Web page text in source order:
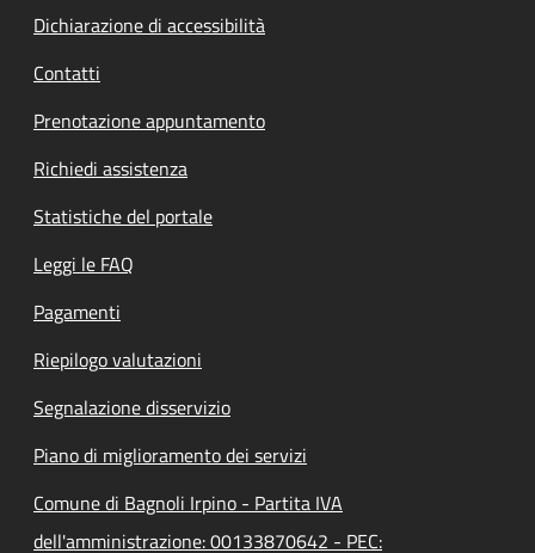
Dichiarazione di accessibilità
Contatti
Prenotazione appuntamento
Richiedi assistenza
Statistiche del portale
Leggi le FAQ
Pagamenti
Riepilogo valutazioni
Segnalazione disservizio
Piano di miglioramento dei servizi
Comune di Bagnoli Irpino - Partita IVA
dell'amministrazione: 00133870642 - PEC: